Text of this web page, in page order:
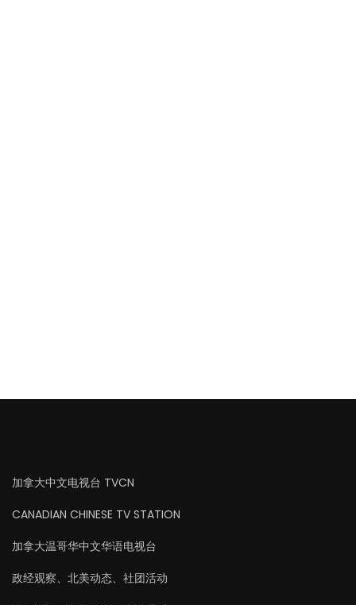
加拿大中文电视台 TVCN
CANADIAN CHINESE TV STATION
加拿大温哥华中文华语电视台
政经观察、北美动态、社团活动